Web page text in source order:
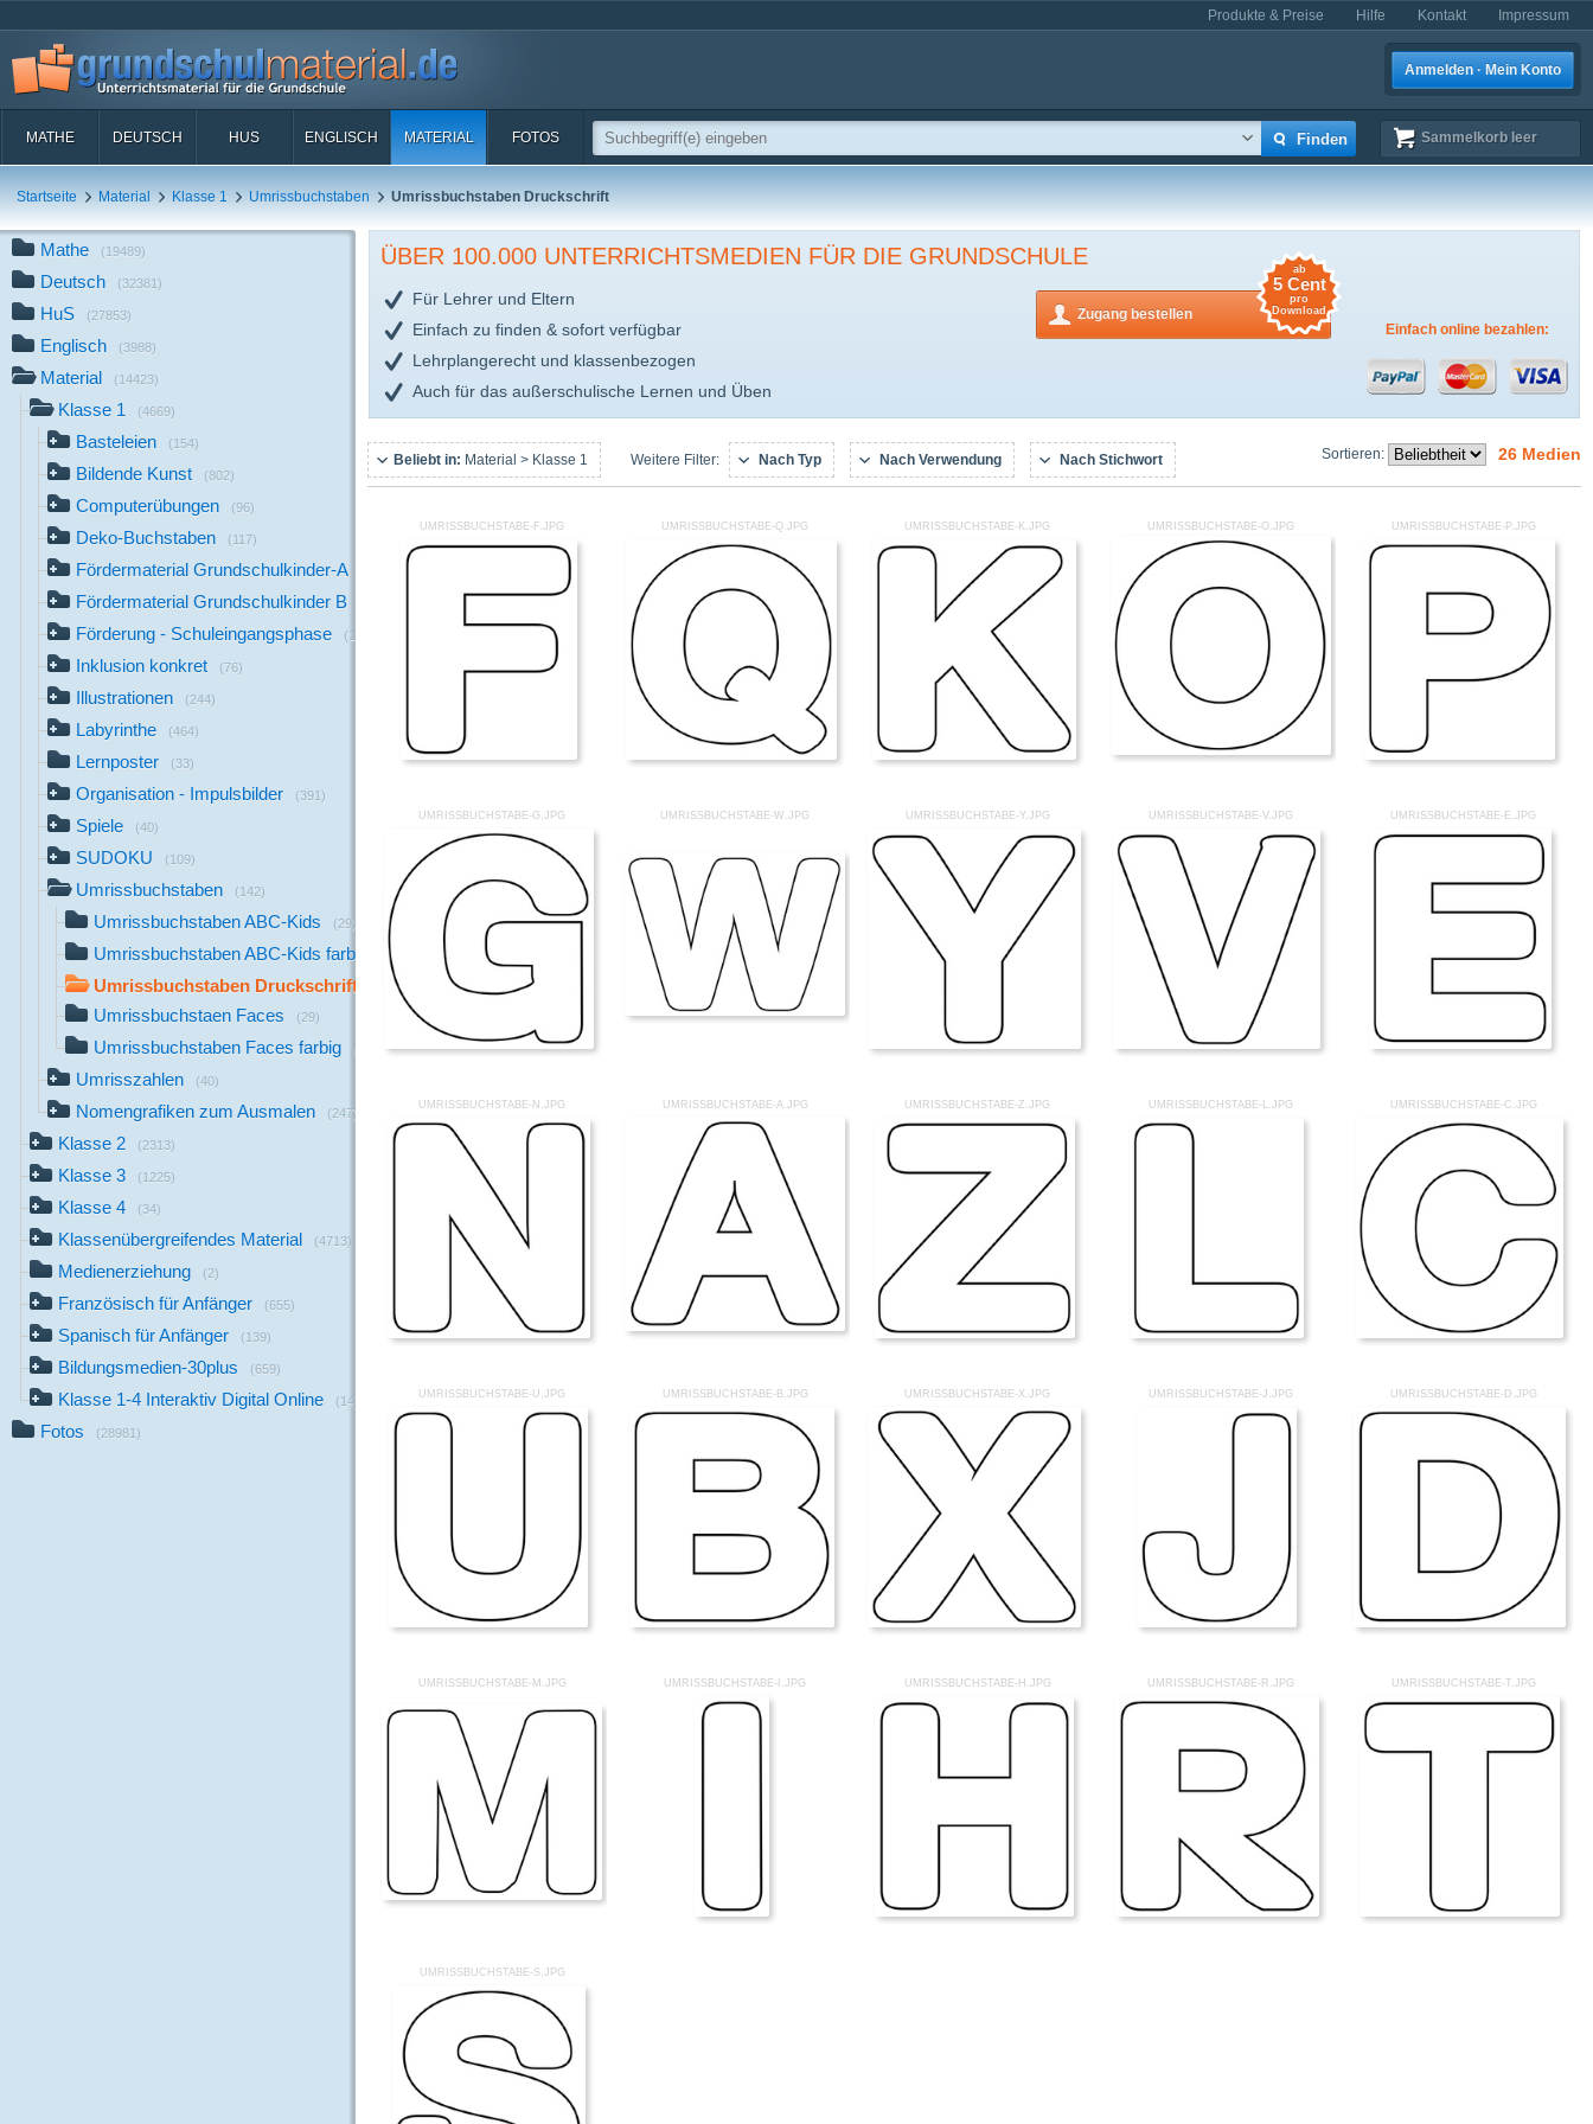
Produkte & Preise Hilfe Kontakt Impressum
Anmelden · Mein Konto
MATHE DEUTSCH HUS ENGLISCH MATERIAL FOTOS Sammelkorb leer
Startseite Material Klasse 1 Umrissbuchstaben Umrissbuchstaben Druckschrift
Mathe (19489)
Deutsch (32381)
HuS (27853)
Englisch (3988)
Material (14423)
Klasse 1 (4669)
Basteleien (154)
Bildende Kunst (802)
Computerübungen (96)
Deko-Buchstaben (117)
Fördermaterial Grundschulkinder-A
Fördermaterial Grundschulkinder B
Förderung - Schuleingangsphase (1142)
Inklusion konkret (76)
Illustrationen (244)
Labyrinthe (464)
Lernposter (33)
Organisation - Impulsbilder (391)
Spiele (40)
SUDOKU (109)
Umrissbuchstaben (142)
Umrissbuchstaben ABC-Kids (29)
Umrissbuchstaben ABC-Kids farbig (29)
Umrissbuchstaben Druckschrift
Umrissbuchstaen Faces (29)
Umrissbuchstaben Faces farbig
Umrisszahlen (40)
Nomengrafiken zum Ausmalen (247)
Klasse 2 (2313)
Klasse 3 (1225)
Klasse 4 (34)
Klassenübergreifendes Material (4713)
Medienerziehung (2)
Französisch für Anfänger (655)
Spanisch für Anfänger (139)
Bildungsmedien-30plus (659)
Klasse 1-4 Interaktiv Digital Online (14)
Fotos (28981)
ÜBER 100.000 UNTERRICHTSMEDIEN FÜR DIE GRUNDSCHULE
Für Lehrer und Eltern
Einfach zu finden & sofort verfügbar
Lehrplangerecht und klassenbezogen
Auch für das außerschulische Lernen und Üben
Zugang bestellen
ab
5 Cent
pro
Download
Einfach online bezahlen:
Sortieren: 26 Medien
Beliebt in: Material > Klasse 1 Weitere Filter: Nach Typ Nach Verwendung Nach Stichwort
UMRISSBUCHSTABE-F.JPG UMRISSBUCHSTABE-Q.JPG UMRISSBUCHSTABE-K.JPG UMRISSBUCHSTABE-O.JPG UMRISSBUCHSTABE-P.JPG
UMRISSBUCHSTABE-G.JPG UMRISSBUCHSTABE-W.JPG UMRISSBUCHSTABE-Y.JPG UMRISSBUCHSTABE-V.JPG UMRISSBUCHSTABE-E.JPG
UMRISSBUCHSTABE-N.JPG UMRISSBUCHSTABE-A.JPG UMRISSBUCHSTABE-Z.JPG UMRISSBUCHSTABE-L.JPG UMRISSBUCHSTABE-C.JPG
UMRISSBUCHSTABE-U.JPG UMRISSBUCHSTABE-B.JPG UMRISSBUCHSTABE-X.JPG UMRISSBUCHSTABE-J.JPG UMRISSBUCHSTABE-D.JPG
UMRISSBUCHSTABE-M.JPG UMRISSBUCHSTABE-I.JPG UMRISSBUCHSTABE-H.JPG UMRISSBUCHSTABE-R.JPG UMRISSBUCHSTABE-T.JPG
UMRISSBUCHSTABE-S.JPG